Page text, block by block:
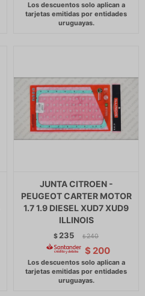
JUNTA CITROEN -
PEUGEOT CARTER MOTOR
1.7 1.9 DIESEL XUD7 XUD9
ILLINOIS
$ 235 $ 240
$ 200